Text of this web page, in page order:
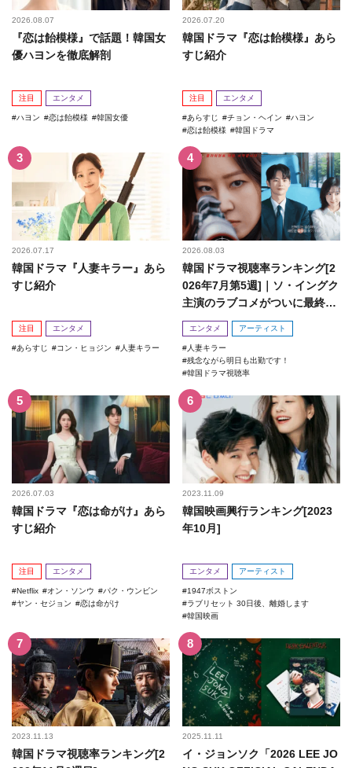
2026.08.07
『恋は飴模様』で話題！韓国女
優ハヨンを徹底解剖
注目 エンタメ
ハヨン 恋は飴模様 韓国女優
2026.07.20
韓国ドラマ『恋は飴模様』あら
すじ紹介
注目 エンタメ
あらすじ チョン・ヘイン
ハヨン
恋は飴模様
韓国ドラマ
2026.07.17
韓国ドラマ『人妻キラー』あら
すじ紹介
注目 エンタメ
あらすじ コン・ヒョジン 人妻キラー
2026.08.03
韓国ドラマ視聴率ランキング[2
026年7月第5週]｜ソ・イングク
主演のラブコメがついに最終
回！
エンタメ アーティスト
人妻キラー
残念ながら明日も出勤です！
韓国ドラマ視聴率
2026.07.03
韓国ドラマ『恋は命がけ』あら
すじ紹介
注目 エンタメ
Netflix オン・ソンウ
パク・ウンビン
ヤン・セジョン
恋は命がけ
2023.11.09
韓国映画興行ランキング[2023
年10月]
エンタメ アーティスト
1947ボストン
ラブリセット 30日後、離婚します
韓国映画
2023.11.13
韓国ドラマ視聴率ランキング[2
2025.11.11
イ・ジョンソク「2026 LEE JO